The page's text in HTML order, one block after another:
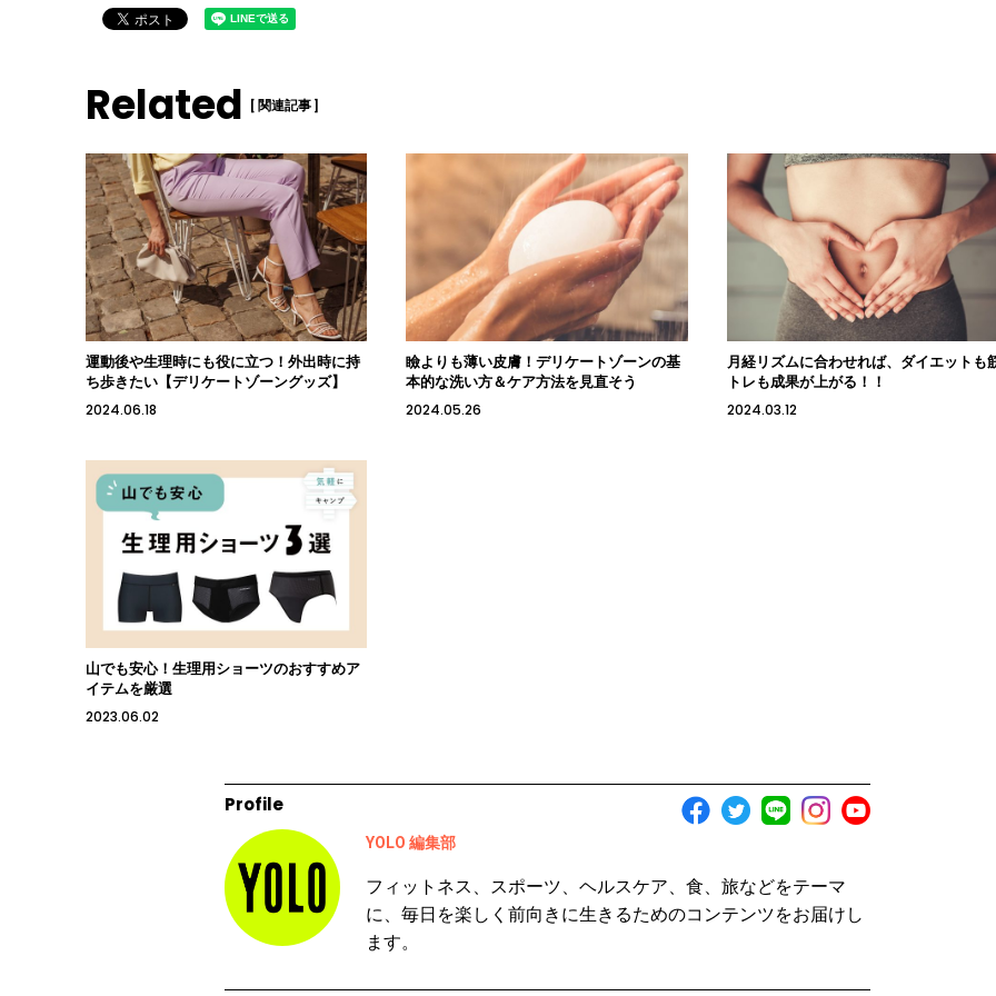
Related [ 関連記事 ]
運動後や生理時にも役に立つ！外出時に持
ち歩きたい【デリケートゾーングッズ】
2024.06.18
瞼よりも薄い皮膚！デリケートゾーンの基
本的な洗い方＆ケア方法を見直そう
2024.05.26
月経リズムに合わせれば、ダイエットも
トレも成果が上がる！！
2024.03.12
山でも安心！生理用ショーツのおすすめア
イテムを厳選
2023.06.02
Profile
YOLO 編集部
フィットネス、スポーツ、ヘルスケア、食、旅などをテーマ
に、毎日を楽しく前向きに生きるためのコンテンツをお届けし
ます。